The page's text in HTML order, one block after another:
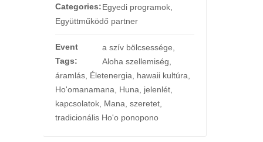
Categories:Egyedi programok,
Együttműködő partner
Event
Tags:
a szív bölcsessége,
Aloha szellemiség,
áramlás, Életenergia, hawaii kultúra,
Ho'omanamana, Huna, jelenlét,
kapcsolatok, Mana, szeretet,
tradicionális Ho'o ponopono